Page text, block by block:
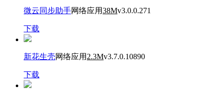
微云同步助手网络应用38Mv3.0.0.271
下载
新花生壳网络应用 2.3Mv3.7.0.10890
下载